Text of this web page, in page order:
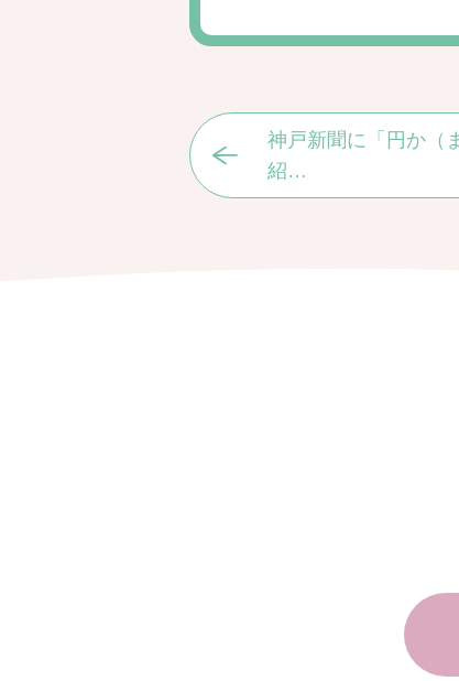
神戸新聞に「円か（
紹…